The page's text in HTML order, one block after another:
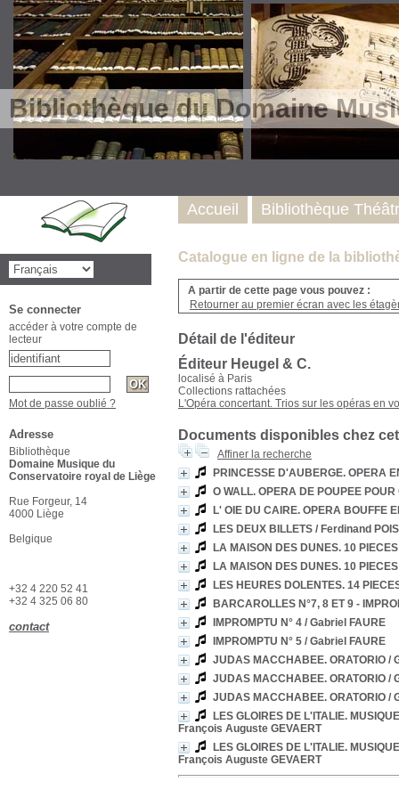
Bibliothèque du Domaine
Catalogue en ligne de la
A partir de cette page vous pouvez :
Retourner au premier écran avec les
Détail de l'éditeur
Éditeur Heugel & C.
localisé à Paris
Collections rattachées
L'Opéra concertant. Trios sur les opéras en
Documents disponibles chez
Affiner la recherche
PRINCESSE D'AUBERGE. OPERA
O WALL. OPERA DE POUPEE
L' OIE DU CAIRE. OPERA BOUFFE
LES DEUX BILLETS / Ferdinand
LA MAISON DES DUNES. 10 PIECES
LA MAISON DES DUNES. 10 PIECES
LES HEURES DOLENTES. 14
BARCAROLLES N°7, 8 ET 9 -
IMPROMPTU N° 4 / Gabriel FAURE
IMPROMPTU N° 5 / Gabriel FAURE
JUDAS MACCHABEE. ORATORIO /
JUDAS MACCHABEE. ORATORIO /
JUDAS MACCHABEE. ORATORIO /
LES GLOIRES DE L'ITALIE.
François Auguste GEVAERT
LES GLOIRES DE L'ITALIE.
François Auguste GEVAERT
Accueil Bibliothèque
Se connecter
accéder à votre compte de
lecteur
Mot de passe oublié ?
Adresse
Bibliothèque
Domaine Musique du
Conservatoire royal de Liège
Rue Forgeur, 14
4000 Liège
Belgique
+32 4 220 52 41
+32 4 325 06 80
contact